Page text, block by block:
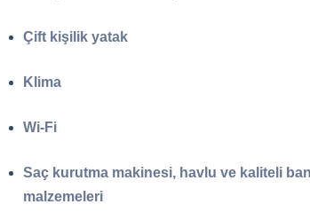
Çift kişilik yatak
Klima
Wi-Fi
Saç kurutma makinesi, havlu ve kaliteli
malzemeleri